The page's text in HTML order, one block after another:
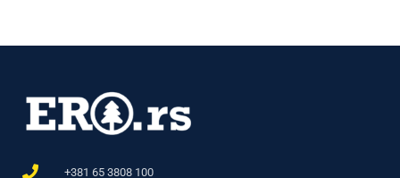
+381 65 3808 100